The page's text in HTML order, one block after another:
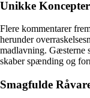
Unikke
Flere kommentarer
herunder
madlavning. Gæsterne
skaber spænding og
Smagfulde